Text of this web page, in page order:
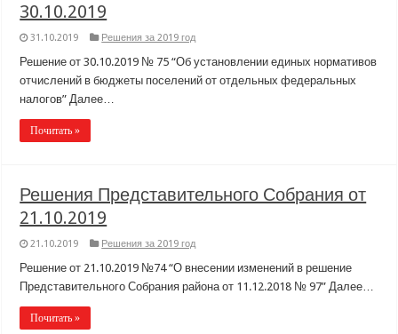
30.10.2019
31.10.2019 Решения за 2019 год
Решение от 30.10.2019 № 75 “Об установлении единых нормативов
отчислений в бюджеты поселений от отдельных федеральных
налогов” Далее…
Почитать »
Решения Представительного Собрания от
21.10.2019
21.10.2019 Решения за 2019 год
Решение от 21.10.2019 №74 “О внесении изменений в решение
Представительного Собрания района от 11.12.2018 № 97” Далее…
Почитать »